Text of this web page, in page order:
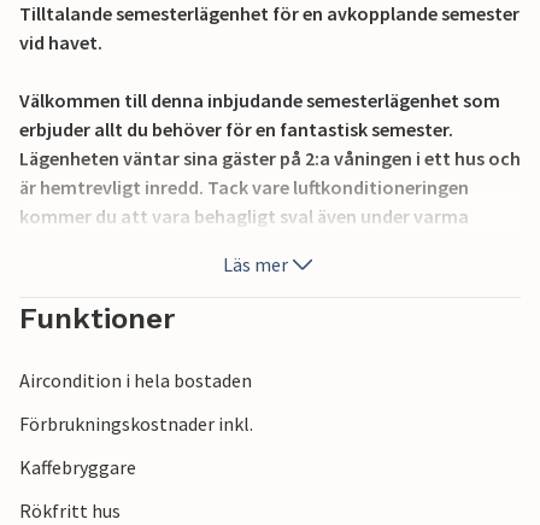
Tilltalande semesterlägenhet för en avkopplande semester
vid havet.
Välkommen till denna inbjudande semesterlägenhet som
erbjuder allt du behöver för en fantastisk semester.
Lägenheten väntar sina gäster på 2:a våningen i ett hus och
är hemtrevligt inredd. Tack vare luftkonditioneringen
kommer du att vara behagligt sval även under varma
Det finns 2 parkeringsplatser för dina bilar på fastigheten.
badglädje och sol. Du kan också nå shoppingmöjligheter
och restauranger till fots.
Njut av din vistelse i detta inbjudande semesterhus.
Läs mer
Funktioner
Aircondition i hela bostaden
Förbrukningskostnader inkl.
Kaffebryggare
Rökfritt hus